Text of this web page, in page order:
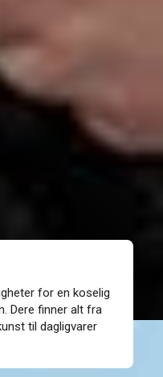
for en koselig
Dere finner alt fra
til dagligvarer